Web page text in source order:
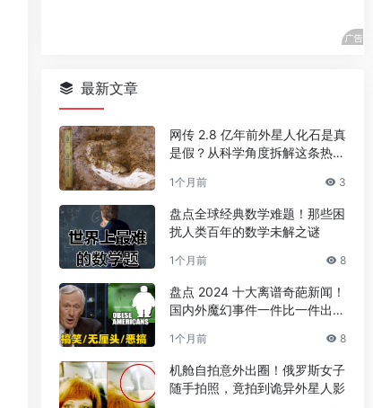
最新文章
网传 2.8 亿年前外星人化石是真
是假？从科学角度拆解这条热门
1个月前 3
盘点全球经典数学难题！那些困
扰人类百年的数学未解之谜
1个月前 8
盘点 2024 十大离谱奇葩新闻！
国内外魔幻事件一件比一件出人
1个月前 8
机舱自拍意外出圈！俄罗斯女子
随手拍照，竟拍到诡异外星人影